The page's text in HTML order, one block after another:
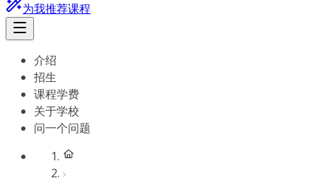
为我推荐课程
介绍
招生
课程学费
关于学校
问一个问题